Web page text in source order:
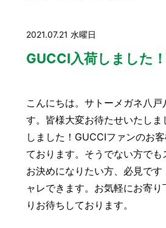
サービスを知る
遠近両用 フレームについて
レンズ交換 豆知識 レス
お知らせ
2021.07.21 水曜日
GUCCI入荷しました！
こんにちは。サトーメガネ八
す。皆様大変お待たせいたし
しました！GUCCIファンのお
ております。そうでない方でも
お決めになりたい方、必見です
ャレできます。お気軽にお寄り
りお待ちしております。